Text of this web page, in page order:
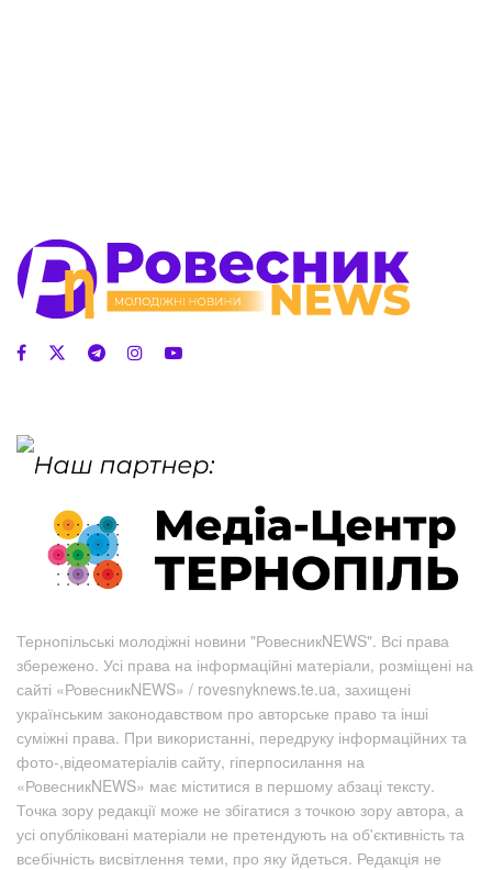
Тернопільські молодіжні новини "РовесникNEWS". Всі права
збережено. Усі права на інформаційні матеріали, розміщені на
сайті «РовесникNEWS» / rovesnyknews.te.ua, захищені
українським законодавством про авторське право та інші
суміжні права. При використанні, передруку інформаційних та
фото-,відеоматеріалів сайту, гіперпосилання на
«РовесникNEWS» має міститися в першому абзаці тексту.
Точка зору редакції може не збігатися з точкою зору автора, а
усі опубліковані матеріали не претендують на об'єктивність та
всебічність висвітлення теми, про яку йдеться. Редакція не